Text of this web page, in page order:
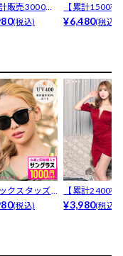
計販売3000枚
「着やせす
(税込)
【累計1500枚
ウエスト-
¥6,480(税込)
クスタッズ
ラス
(税込)
【累計2400枚
LLあり】濃色
¥3,980(税込)